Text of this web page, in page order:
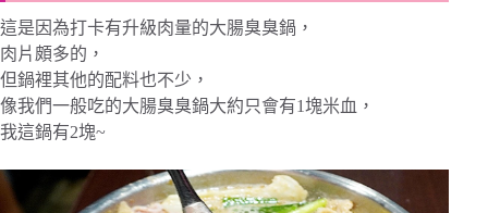
這是因為打卡有升級肉量的大腸臭臭鍋，
肉片頗多的，
但鍋裡其他的配料也不少，
像我們一般吃的大腸臭臭鍋大約只會有1塊米血，
我這鍋有2塊~